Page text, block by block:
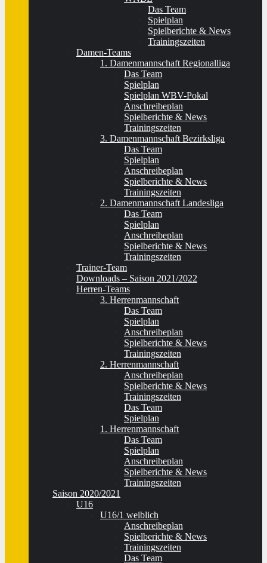
Das Team
Spielplan
Spielberichte & News
Trainingszeiten
Damen-Teams
1. Damenmannschaft Regionalliga
Das Team
Spielplan
Spielplan WBV-Pokal
Anschreibeplan
Spielberichte & News
Trainingszeiten
3. Damenmannschaft Bezirksliga
Das Team
Spielplan
Anschreibeplan
Spielberichte & News
Trainingszeiten
2. Damenmannschaft Landesliga
Das Team
Spielplan
Anschreibeplan
Spielberichte & News
Trainingszeiten
Trainer-Team
Downloads – Saison 2021/2022
Herren-Teams
3. Herrenmannschaft
Das Team
Spielplan
Anschreibeplan
Spielberichte & News
Trainingszeiten
2. Herrenmannschaft
Anschreibeplan
Spielberichte & News
Trainingszeiten
Das Team
Spielplan
1. Herrenmannschaft
Das Team
Spielplan
Anschreibeplan
Spielberichte & News
Trainingszeiten
Saison 2020/2021
U16
U16/1 weiblich
Anschreibeplan
Spielberichte & News
Trainingszeiten
Das Team